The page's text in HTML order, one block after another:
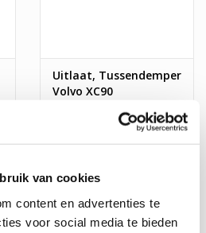
van cookies
content en advertenties te
voor social media te bieden
Uitlaat, Tussendemper
Volvo XC90